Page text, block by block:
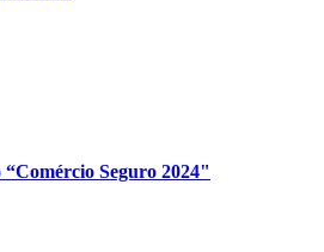
Seguro 2024"